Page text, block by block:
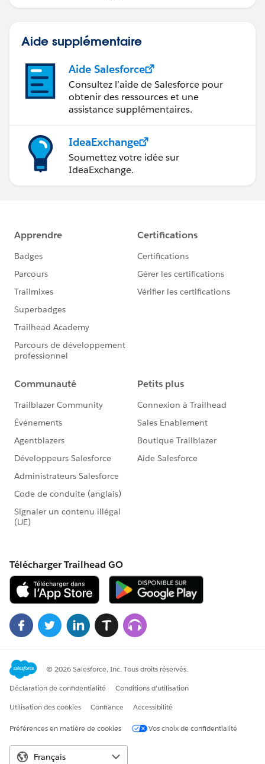
Aide supplémentaire
Aide Salesforce
Consultez l’aide de Salesforce pour
obtenir des ressources et une
assistance supplémentaires.
IdeaExchange
Soumettez votre idée sur
IdeaExchange.